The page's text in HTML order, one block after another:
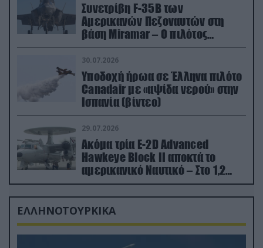
Συνετρίβη F-35B των
Αμερικανών Πεζοναυτών στη
βάση Miramar – Ο πιλότος
εκτινάχθηκε εγκαίρως
30.07.2026
Υποδοχή ήρωα σε Έλληνα πιλότο
Canadair με «αψίδα νερού» στην
Ισπανία (βίντεο)
29.07.2026
Ακόμα τρία E-2D Advanced
Hawkeye Block II αποκτά το
αμερικανικό Ναυτικό – Στο 1,2
δισ.δολάρια το κόστος
ΕΛΛΗΝΟΤΟΥΡΚΙΚΑ